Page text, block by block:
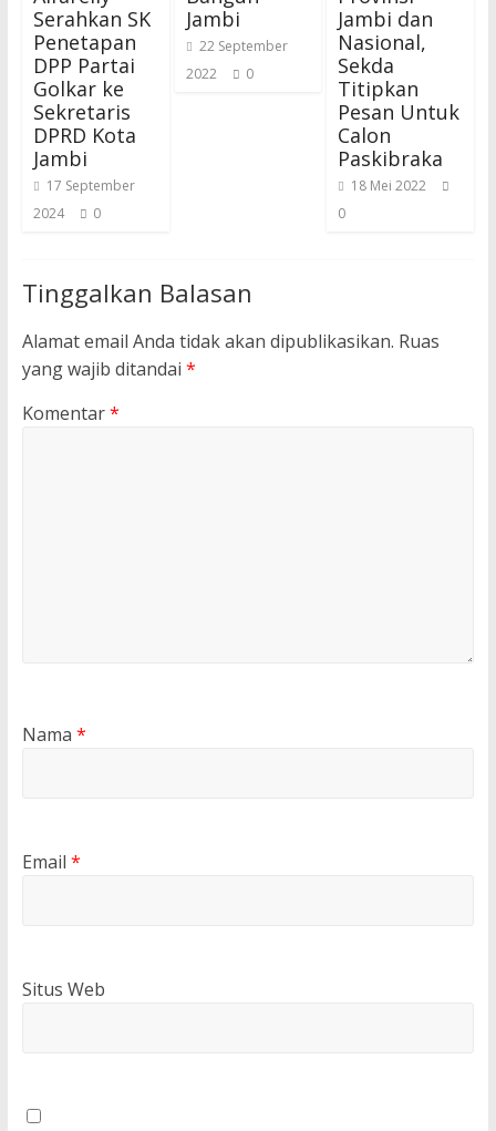
Serahkan SK
Penetapan
DPP Partai
Golkar ke
Sekretaris
DPRD Kota
Jambi
17 September
2024
0
Jambi
22 September
2022
0
Jambi dan
Nasional,
Sekda
Titipkan
Pesan Untuk
Calon
Paskibraka
18 Mei 2022
0
Tinggalkan Balasan
Alamat email Anda tidak akan dipublikasikan. Ruas
yang wajib ditandai *
Komentar*
Nama *
Email *
Situs Web